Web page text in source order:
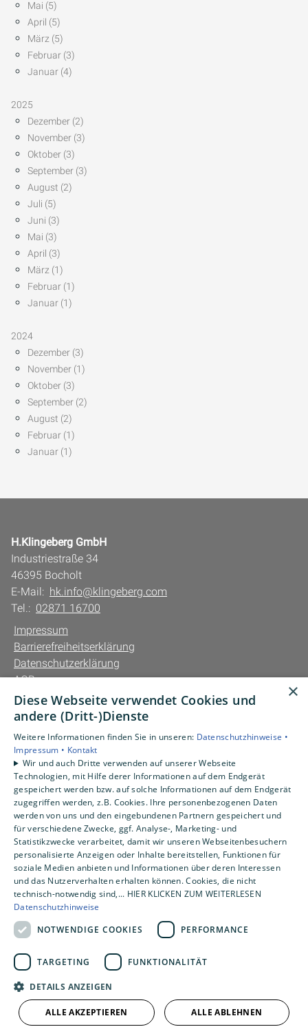
Mai (5)
April (5)
März (5)
Februar (3)
Januar (4)
2025
Dezember (2)
November (3)
Oktober (3)
September (3)
August (2)
Juli (5)
Juni (3)
Mai (3)
April (3)
März (1)
Februar (1)
Januar (1)
2024
Dezember (3)
November (1)
Oktober (3)
September (2)
August (2)
Februar (1)
Januar (1)
H.Klingeberg GmbH
Industriestraße 34
46395 Bocholt
E-Mail: hk.info@klingeberg.com
Tel.: 02871 16700
Impressum
Barrierefreiheitserklärung
Datenschutzerklärung
AGB
Unsere Bereiche
Gewerbekunden
Karriere
Unternehmen
Kontakt
×
Diese Webseite verwendet Cookies und
andere (Dritt-)Dienste
Weitere Informationen finden Sie in unseren: Datenschutzhinweise •
Impressum • Kontakt
Wir und auch Dritte verwenden auf unserer Webseite
Technologien, mit Hilfe derer Informationen auf dem Endgerät
gespeichert werden bzw. auf solche Informationen auf dem Endgerät
zugegriffen werden, z.B. Cookies. Ihre personenbezogenen Daten
werden von uns und den eingebundenen Partnern gespeichert und
für verschiedene Zwecke, ggf. Analyse-, Marketing- und
Statistikzwecke verarbeitet, damit wir unseren Webseitenbesuchern
personalisierte Anzeigen oder Inhalte bereitstellen, Funktionen für
soziale Medien anbieten und Informationen über deren Interessen
und das Nutzerverhalten erhalten können. Cookies, die nicht
technisch-notwendig sind,... HIER KLICKEN ZUM WEITERLESEN
Datenschutzhinweise
NOTWENDIGE COOKIES
PERFORMANCE
TARGETING FUNKTIONALITÄT
DETAILS ANZEIGEN
ALLE AKZEPTIEREN ALLE ABLEHNEN